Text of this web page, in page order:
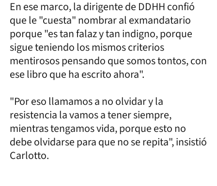
En ese marco, la dirigente de DDHH confió
que le "cuesta" nombrar al exmandatario
porque "es tan falaz y tan indigno, porque
sigue teniendo los mismos criterios
mentirosos pensando que somos tontos, con
ese libro que ha escrito ahora".
"Por eso llamamos a no olvidar y la
resistencia la vamos a tener siempre,
mientras tengamos vida, porque esto no
debe olvidarse para que no se repita", insistió
Carlotto.